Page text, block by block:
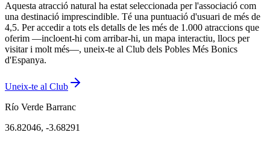
Aquesta atracció natural ha estat seleccionada per l'associació com
una destinació imprescindible. Té una puntuació d'usuari de més de
4,5. Per accedir a tots els detalls de les més de 1.000 atraccions que
oferim —incloent-hi com arribar-hi, un mapa interactiu, llocs per
visitar i molt més—, uneix-te al Club dels Pobles Més Bonics
d'Espanya.
Uneix-te al Club
Río Verde Barranc
36.82046, -3.68291